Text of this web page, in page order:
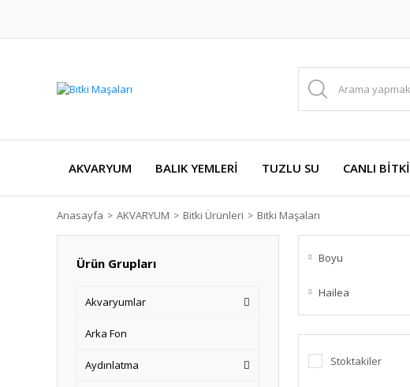
AKVARYUM BALIK YEMLERİ TUZLU SU CANLI BİTKİ
Anasayfa AKVARYUM Bitki Ürünleri Bitki Maşaları
Ürün Grupları
Akvaryumlar
Arka Fon
Aydınlatma
Boyu
Hailea
Stoktakiler